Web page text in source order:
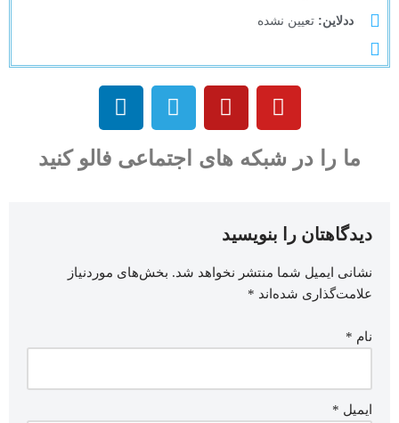
ددلاین: تعیین نشده
ما را در شبکه های اجتماعی فالو کنید
دیدگاهتان را بنویسید
نشانی ایمیل شما منتشر نخواهد شد. بخش‌های موردنیاز
علامت‌گذاری شده‌اند *
نام *
ایمیل *